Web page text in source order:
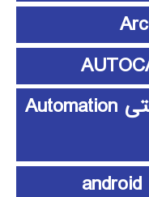
آموزش اتوماسیون صنعتی Automation